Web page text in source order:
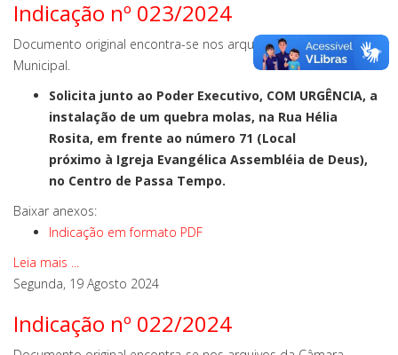
Indicação nº 023/2024
Documento original encontra-se nos arquivos da Câmara
Municipal.
Solicita junto ao Poder Executivo, COM URGÊNCIA, a
instalação de um quebra molas, na Rua Hélia
Rosita, em frente ao número 71 (Local
próximo à Igreja Evangélica Assembléia de Deus),
no Centro de Passa Tempo.
Baixar anexos:
Indicação em formato PDF
Leia mais ...
Segunda, 19 Agosto 2024
Indicação nº 022/2024